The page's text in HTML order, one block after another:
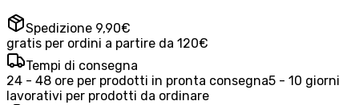
Spedizione 9,90€
gratis per ordini a partire da 120€
Tempi di consegna
24 - 48 ore per prodotti in pronta consegna5 - 10 giorni
lavorativi per prodotti da ordinare